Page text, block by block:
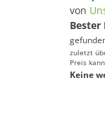
von
Bester
zuletzt
Preis
Keine